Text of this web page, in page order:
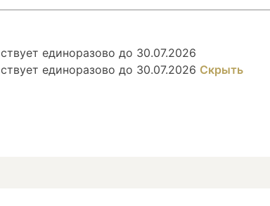
единоразово до 30.07.2026
единоразово до 30.07.2026 Скрыть